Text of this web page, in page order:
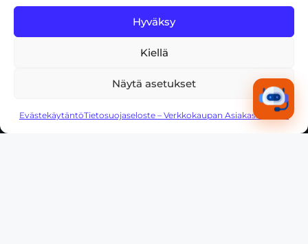
Hyväksy
Kiellä
Näytä asetukset
EvästekäytäntöTietosuojaseloste – Verkkokaupan Asiakasrekisteri
Yritysesittely